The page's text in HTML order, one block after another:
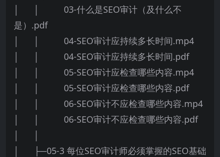
│ │ 03-什么是SEO审计（及什么不
是）.pdf
│ │ 04-SEO审计应持续多长时间.mp4
│ │ 04-SEO审计应持续多长时间.pdf
│ │ 05-SEO审计应检查哪些内容.mp4
│ │ 05-SEO审计应检查哪些内容.pdf
│ │ 06-SEO审计不应检查哪些内容.mp4
│ │ 06-SEO审计不应检查哪些内容.pdf
│ ├─05-3 每位SEO审计师必须掌握的SEO基础